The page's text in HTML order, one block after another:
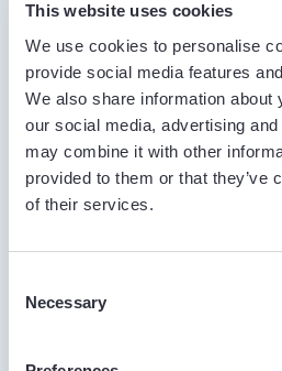
This website uses cookies
We use cookies to personalise
provide social media features
We also share information about
our social media, advertising
may combine it with other
provided to them or that they’ve
of their services.
Selection
Necessary
Vraag offerte aan
VOOR- EN ACHTERNAAM*